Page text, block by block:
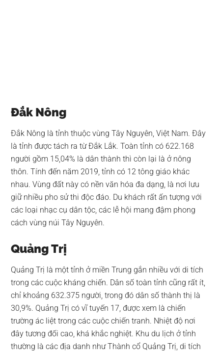
Đắk Nông
Đắk Nông là tỉnh thuộc vùng Tây Nguyên, Việt Nam. Đây
là tỉnh được tách ra từ Đắk Lắk. Toàn tỉnh có 622.168
người gồm 15,04% là dân thành thì còn lại là ở nông
thôn. Tính đến năm 2019, tỉnh có 12 tông giáo khác
nhau. Vùng đất này có nền văn hóa đa dạng, là nơi lưu
giữ nhiều pho sử thi độc đáo. Du khách rất ấn tượng với
các loại nhạc cụ dân tộc, các lễ hội mang đậm phong
cách vùng núi Tây Nguyên.
Quảng Trị
Quảng Trị là một tỉnh ở miền Trung gắn nhiều với di tích
trong các cuộc kháng chiến. Dân số toàn tỉnh cũng rất ít,
chỉ khoảng 632.375 người, trong đó dân số thành thị là
30,9%. Quảng Trị có vĩ tuyến 17, được xem là chiến
trường ác liệt trong các cuộc chiến tranh. Nhiệt độ nơi
đây tương đối cao, khá khắc nghiệt. Khu du lịch ở tỉnh
thường là các địa danh như Thành cổ Quảng Trị, di tích